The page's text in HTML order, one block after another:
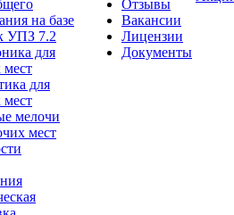
на базе
УПЗ 7.2
для
мест
для
мест
мелочи
мест
Отзывы
Вакансии
Лицензии
Документы